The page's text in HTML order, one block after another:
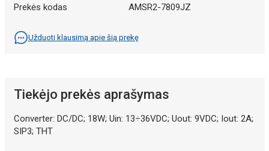
Prekės kodas AMSR2-7809JZ
Užduoti klausimą apie šią prekę
Tiekėjo prekės aprašymas
Converter: DC/DC; 18W; Uin: 13÷36VDC; Uout: 9VDC; Iout: 2A;
SIP3; THT